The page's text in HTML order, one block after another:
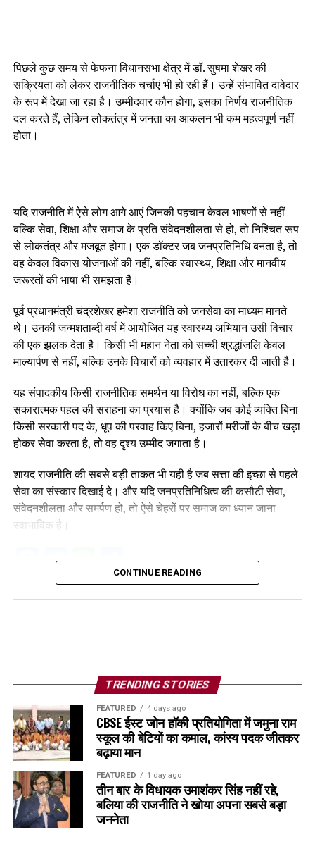
पिछले कुछ समय से फेफना विधानसभा क्षेत्र में डॉ. सुषमा शेखर की
सक्रियता को लेकर राजनीतिक चर्चाएं भी हो रही हैं। उन्हें संभावित दावेदार
के रूप में देखा जा रहा है। उम्मीदवार कौन होगा, इसका निर्णय राजनीतिक
दल करते हैं, लेकिन लोकतंत्र में जनता का आकलन भी कम महत्वपूर्ण नहीं
होता।
यदि राजनीति में ऐसे लोग आगे आएं जिनकी पहचान केवल भाषणों से नहीं
बल्कि सेवा, शिक्षा और समाज के प्रति संवेदनशीलता से हो, तो निश्चित रूप
से लोकतंत्र और मजबूत होगा। एक डॉक्टर जब जनप्रतिनिधि बनता है, तो
वह केवल विकास योजनाओं की नहीं, बल्कि स्वास्थ्य, शिक्षा और मानवीय
जरूरतों की भाषा भी समझता है।
पूर्व प्रधानमंत्री चंद्रशेखर हमेशा राजनीति को जनसेवा का माध्यम मानते
थे। उनकी जन्मशताब्दी वर्ष में आयोजित यह स्वास्थ्य अभियान उसी विचार
की एक झलक देता है। किसी भी महान नेता को सच्ची श्रद्धांजलि केवल
माल्यार्पण से नहीं, बल्कि उनके विचारों को व्यवहार में उतारकर दी जाती है।
यह संपादकीय किसी राजनीतिक समर्थन या विरोध का नहीं, बल्कि एक
सकारात्मक पहल की सराहना का प्रयास है। क्योंकि जब कोई व्यक्ति बिना
किसी सरकारी पद के, धूप की परवाह किए बिना, हजारों मरीजों के बीच खड़ा
होकर सेवा करता है, तो वह दृश्य उम्मीद जगाता है।
शायद राजनीति की सबसे बड़ी ताकत भी यही है जब सत्ता की इच्छा से पहले
सेवा का संस्कार दिखाई दे। और यदि जनप्रतिनिधित्व की कसौटी सेवा,
संवेदनशीलता और समर्पण हो, तो ऐसे चेहरों पर समाज का ध्यान जाना
स्वाभाविक है।
Facebook
Twitter
WhatsApp
Share
CONTINUE READING
TRENDING STORIES
FEATURED 4 days ago
CBSE ईस्ट जोन हॉकी प्रतियोगिता में जमुना राम
स्कूल की बेटियों का कमाल, कांस्य पदक जीतकर
बढ़ाया मान
FEATURED 1 day ago
तीन बार के विधायक उमाशंकर सिंह नहीं रहे,
बलिया की राजनीति ने खोया अपना सबसे बड़ा
जननेता